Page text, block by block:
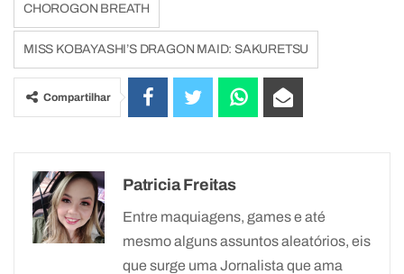
CHOROGON BREATH
MISS KOBAYASHI’S DRAGON MAID: SAKURETSU
Compartilhar
Patricia Freitas
Entre maquiagens, games e até
mesmo alguns assuntos aleatórios, eis
que surge uma Jornalista que ama